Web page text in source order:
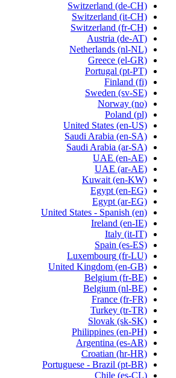
Switzerland (de-CH)
Switzerland (it-CH)
Switzerland (fr-CH)
Austria (de-AT)
Netherlands (nl-NL)
Greece (el-GR)
Portugal (pt-PT)
Finland (fi)
Sweden (sv-SE)
Norway (no)
Poland (pl)
United States (en-US)
Saudi Arabia (en-SA)
Saudi Arabia (ar-SA)
UAE (en-AE)
UAE (ar-AE)
Kuwait (en-KW)
Egypt (en-EG)
Egypt (ar-EG)
United States - Spanish (en)
Ireland (en-IE)
Italy (it-IT)
Spain (es-ES)
Luxembourg (fr-LU)
United Kingdom (en-GB)
Belgium (fr-BE)
Belgium (nl-BE)
France (fr-FR)
Turkey (tr-TR)
Slovak (sk-SK)
Philippines (en-PH)
Argentina (es-AR)
Croatian (hr-HR)
Portuguese - Brazil (pt-BR)
Chile (es-CL)